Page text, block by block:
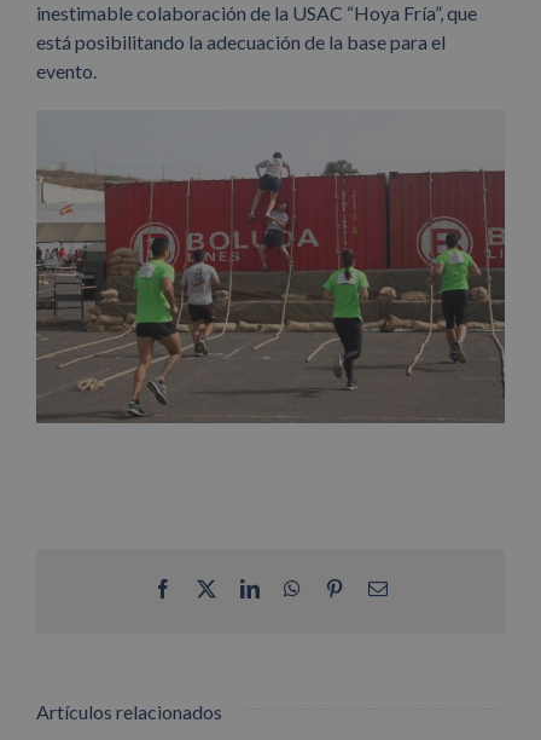
inestimable colaboración de la USAC “Hoya Fría”, que
está posibilitando la adecuación de la base para el
evento.
Facebook LinkedInWhatsApp
PinterestCorreo
Artículos relacionados